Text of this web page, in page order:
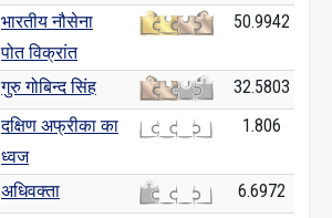
भारतीय नौसेना
पोत विक्रांत
50.9942
गुरु गोबिन्द सिंह
32.5803
दक्षिण अफ्रीका का
ध्वज
1.806
अधिवक्ता
6.6972